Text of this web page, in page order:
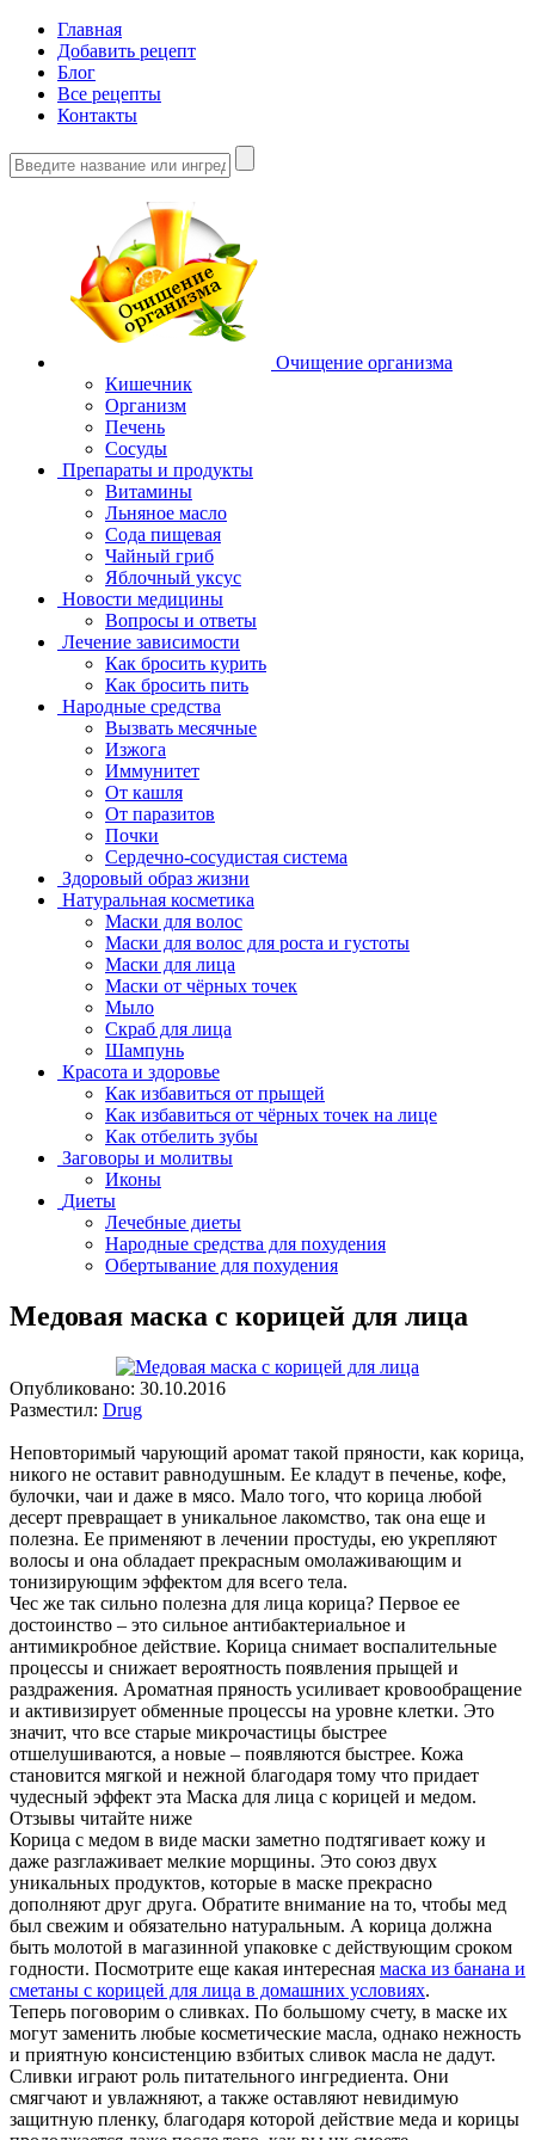
Главная
Добавить рецепт
Блог
Все рецепты
Контакты
Очищение организма
Кишечник
Организм
Печень
Сосуды
Препараты и продукты
Витамины
Льняное масло
Сода пищевая
Чайный гриб
Яблочный уксус
Новости медицины
Вопросы и ответы
Лечение зависимости
Как бросить курить
Как бросить пить
Народные средства
Вызвать месячные
Изжога
Иммунитет
От кашля
От паразитов
Почки
Сердечно-сосудистая система
Здоровый образ жизни
Натуральная косметика
Маски для волос
Маски для волос для роста и густоты
Маски для лица
Маски от чёрных точек
Мыло
Скраб для лица
Шампунь
Красота и здоровье
Как избавиться от прыщей
Как избавиться от чёрных точек на лице
Как отбелить зубы
Заговоры и молитвы
Иконы
Диеты
Лечебные диеты
Народные средства для похудения
Обертывание для похудения
Медовая маска с корицей для лица
Опубликовано: 30.10.2016
Разместил: Drug
Неповторимый чарующий аромат такой пряности, как корица,
никого не оставит равнодушным. Ее кладут в печенье, кофе,
булочки, чаи и даже в мясо. Мало того, что корица любой
десерт превращает в уникальное лакомство, так она еще и
полезна. Ее применяют в лечении простуды, ею укрепляют
волосы и она обладает прекрасным омолаживающим и
тонизирующим эффектом для всего тела.
Чес же так сильно полезна для лица корица? Первое ее
достоинство – это сильное антибактериальное и
антимикробное действие. Корица снимает воспалительные
процессы и снижает вероятность появления прыщей и
раздражения. Ароматная пряность усиливает кровообращение
и активизирует обменные процессы на уровне клетки. Это
значит, что все старые микрочастицы быстрее
отшелушиваются, а новые – появляются быстрее. Кожа
становится мягкой и нежной благодаря тому что придает
чудесный эффект эта Маска для лица с корицей и медом.
Отзывы читайте ниже
Корица с медом в виде маски заметно подтягивает кожу и
даже разглаживает мелкие морщины. Это союз двух
уникальных продуктов, которые в маске прекрасно
дополняют друг друга. Обратите внимание на то, чтобы мед
был свежим и обязательно натуральным. А корица должна
быть молотой в магазинной упаковке с действующим сроком
годности. Посмотрите еще какая интересная маска из банана и
сметаны с корицей для лица в домашних условиях.
Теперь поговорим о сливках. По большому счету, в маске их
могут заменить любые косметические масла, однако нежность
и приятную консистенцию взбитых сливок масла не дадут.
Сливки играют роль питательного ингредиента. Они
смягчают и увлажняют, а также оставляют невидимую
защитную пленку, благодаря которой действие меда и корицы